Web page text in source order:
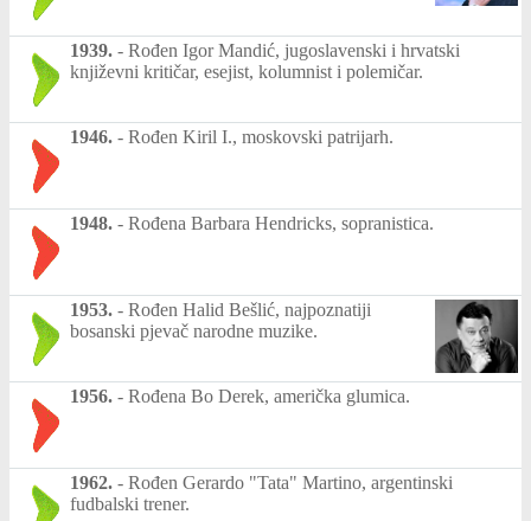
1939. - Rođen Igor Mandić, jugoslavenski i hrvatski
književni kritičar, esejist, kolumnist i polemičar.
1946. - Rođen Kiril I., moskovski patrijarh.
1948. - Rođena Barbara Hendricks, sopranistica.
1953. - Rođen Halid Bešlić, najpoznatiji
bosanski pjevač narodne muzike.
1956. - Rođena Bo Derek, američka glumica.
1962. - Rođen Gerardo "Tata" Martino, argentinski
fudbalski trener.